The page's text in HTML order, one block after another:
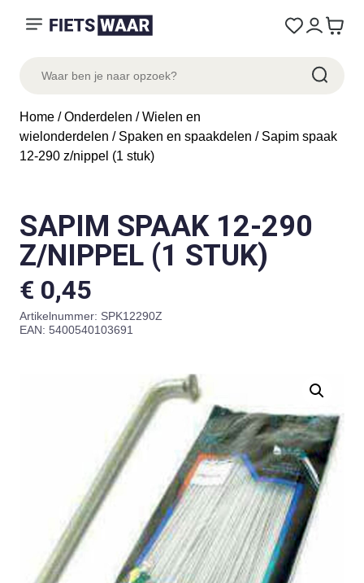
Home /Onderdelen /Wielen en
wielonderdelen / Spaken en spaakdelen / Sapim spaak
12-290 z/nippel (1 stuk)
SAPIM SPAAK 12-290
Z/NIPPEL (1 STUK)
€ 0,45
Artikelnummer: SPK12290Z
EAN: 5400540103691